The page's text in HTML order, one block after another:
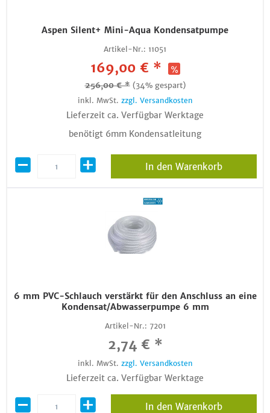
Aspen Silent+ Mini-Aqua Kondensatpumpe
Artikel-Nr.: 11051
169,00 € *
256,00 € * (34% gespart)
inkl. MwSt. zzgl. Versandkosten
Lieferzeit ca. Verfügbar Werktage
benötigt 6mm Kondensatleitung
In den Warenkorb
6 mm PVC-Schlauch verstärkt für den Anschluss an eine
Kondensat/Abwasserpumpe 6 mm
Artikel-Nr.: 7201
2,74 € *
inkl. MwSt. zzgl. Versandkosten
Lieferzeit ca. Verfügbar Werktage
In den Warenkorb